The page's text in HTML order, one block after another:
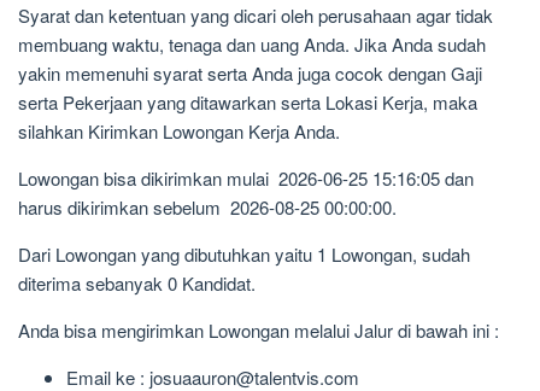
Syarat dan ketentuan yang dicari oleh perusahaan agar tidak
membuang waktu, tenaga dan uang Anda. Jika Anda sudah
yakin memenuhi syarat serta Anda juga cocok dengan Gaji
serta Pekerjaan yang ditawarkan serta Lokasi Kerja, maka
silahkan Kirimkan Lowongan Kerja Anda.
Lowongan bisa dikirimkan mulai 2026-06-25 15:16:05 dan
harus dikirimkan sebelum 2026-08-25 00:00:00.
Dari Lowongan yang dibutuhkan yaitu 1 Lowongan, sudah
diterima sebanyak 0 Kandidat.
Anda bisa mengirimkan Lowongan melalui Jalur di bawah ini :
Email ke : josuaauron@talentvis.com